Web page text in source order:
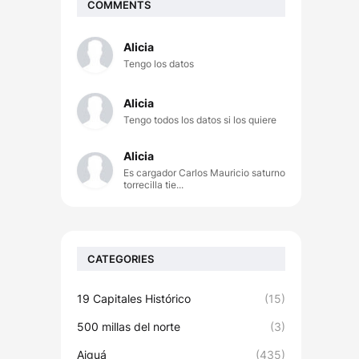
COMMENTS
Alicia
Tengo los datos
Alicia
Tengo todos los datos si los quiere
Alicia
Es cargador Carlos Mauricio saturno
torrecilla tie...
CATEGORIES
19 Capitales Histórico (15)
500 millas del norte (3)
Aiguá (435)